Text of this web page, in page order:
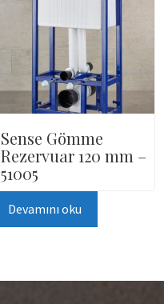
Sense Gömme
Rezervuar 120 mm –
51005
Devamını oku